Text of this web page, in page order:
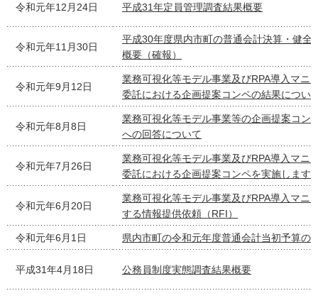
令和元年12月24日 平成31年定員管理調査結果概要
令和元年11月30日
平成30年度県内市町の普通会計決算・健全
概要（確報）
令和元年9月12日
業務可視化等モデル事業及びRPA導入マニ
委託における企画提案コンペの結果につい
令和元年8月8日
業務可視化等モデル事業等の企画提案コン
への回答について
令和元年7月26日
業務可視化等モデル事業及びRPA導入マニ
委託における企画提案コンペを実施します
令和元年6月20日
業務可視化等モデル事業及びRPA導入マニ
する情報提供依頼（RFI）
令和元年6月1日 県内市町の令和元年度普通会計当初予算の
平成31年4月18日 公務員制度実態調査結果概要